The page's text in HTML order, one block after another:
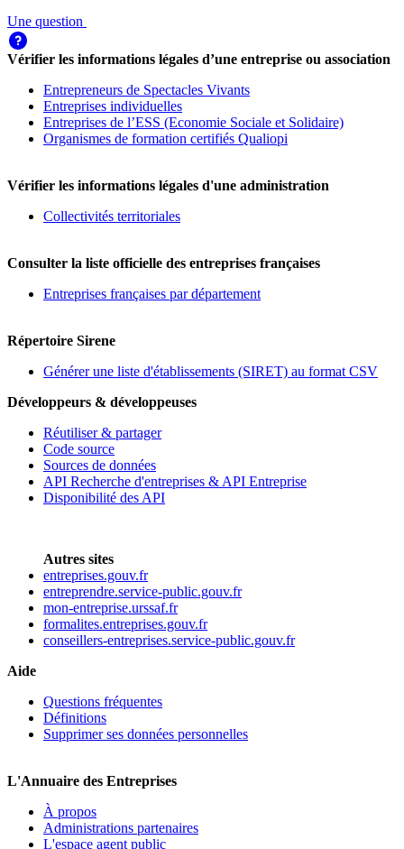
Une question
Vérifier les informations légales d’une entreprise ou association
Entrepreneurs de Spectacles Vivants
Entreprises individuelles
Entreprises de l’ESS (Economie Sociale et Solidaire)
Organismes de formation certifiés Qualiopi
Vérifier les informations légales d'une administration
Collectivités territoriales
Consulter la liste officielle des entreprises françaises
Entreprises françaises par département
Répertoire Sirene
Générer une liste d'établissements (SIRET) au format CSV
Développeurs & développeuses
Réutiliser & partager
Code source
Sources de données
API Recherche d'entreprises & API Entreprise
Disponibilité des API
Autres sites
entreprises.gouv.fr
entreprendre.service-public.gouv.fr
mon-entreprise.urssaf.fr
formalites.entreprises.gouv.fr
conseillers-entreprises.service-public.gouv.fr
Aide
Questions fréquentes
Définitions
Supprimer ses données personnelles
L'Annuaire des Entreprises
À propos
Administrations partenaires
L'espace agent public